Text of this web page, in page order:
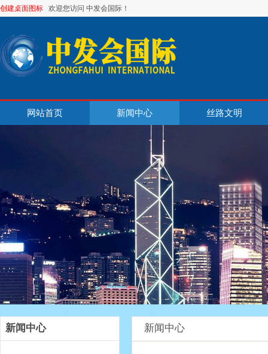
创建桌面图标 欢迎您访问 中发会国际！
网站首页 新闻中心 丝路文明
新闻中心 新闻中心